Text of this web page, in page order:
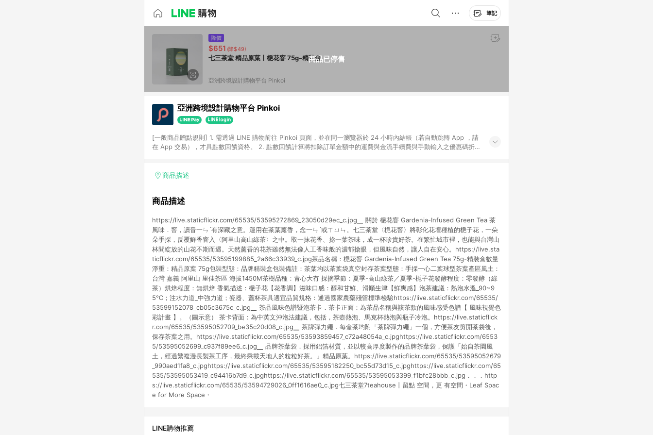
筆記
商品已停售
降價
$651 (降$49)
七三茶堂 精品原葉丨梔花窨 75g–精裝盒
亞洲跨境設計購物平台 Pinkoi
亞洲跨境設計購物平台 Pinkoi
[一般商品贈點規則] 1. 需透過 LINE 購物前往 Pinkoi 頁面，並在同一瀏覽器於 24 小時內結帳（若自動跳轉 App ，請
在 App 交易），才具點數回饋資格。 2. 點數回饋計算將扣除訂單金額中的運費與金流手續費與手動輸入之優惠碼折
格，部分退款不在此限。 6. APP 請更新至Android v4.6.0 / iOS v4.1.5 以上才具贈點資格。 7. 點數將於出貨後 45 天
使用規則請以點數紅包活動說明為準。 11. 若於 LINE 購物前往 Pinkoi 頁面後才首次下載 Pinkoi APP 並完成訂單，不
商品描述
商品描述
https://live.staticflickr.com/65535/53595272869_23050d29ec_c.jpg▁ 關於 梔花窨 Gardenia-Infused Green Tea 茶
風味．窨，讀音一ㄣˋ有深藏之意。運用在茶葉薰香，念一ㄣˋ或ㄒㄩㄣ。七三茶堂〈梔花窨〉將彰化花壇種植的梔子花，一朵
朵手採，反覆鮮香窨入〈阿里山高山綠茶〉之中。取一抹花香、捻一葉茶味，成一杯珍貴好茶。在繁忙城市裡，也能與台灣山
林間綻放的山花不期而遇。天然薰香的花茶雖然無法像人工香味般的濃郁搶眼，但風味自然，讓人自在安心。https://live.sta
ticflickr.com/65535/53595199885_2a66c33939_c.jpg茶品名稱：梔花窨 Gardenia-Infused Green Tea 75g-精裝盒數量
淨重：精品原葉 75g包裝型態：品牌精裝盒包裝備註：茶葉均以茶葉袋真空封存茶葉型態：手採一心二葉球型茶葉產區風土：
台灣 嘉義 阿里山 里佳茶區 海拔1450M茶樹品種：青心大冇 採摘季節：夏季-高山綠茶／夏季-梔子花發酵程度：零發酵（綠
茶）烘焙程度：無烘焙 香氣描述：梔子花【花香調】滋味口感：醇和甘鮮、滑順生津【鮮爽感】泡茶建議：熱泡水溫_90~9
5℃；注水力道_中強力道；瓷器、蓋杯茶具適宜品質規格：通過國家農藥殘留標準檢驗https://live.staticflickr.com/65535/
53599152078_cb05c3675c_c.jpg▁ 茶品風味色譜暨泡茶卡．茶卡正面：為茶品名稱與該茶款的風味感受色譜【 風味視覺色
彩計畫 】。（圖示意） 茶卡背面：為中英文沖泡法建議，包括，茶壺熱泡、馬克杯熱泡與瓶子冷泡。https://live.staticflick
r.com/65535/53595052709_be35c20d08_c.jpg▁ 茶牌彈力繩．每盒茶均附「茶牌彈力繩」一個，方便茶友剪開茶袋後，
保存茶葉之用。https://live.staticflickr.com/65535/53593859457_c72a48054a_c.jpghttps://live.staticflickr.com/6553
5/53595052699_c937f89ee6_c.jpg▁ 品牌茶葉袋．採用鋁箔材質，並以較高厚度製作的品牌茶葉袋，保護「始自茶園風
土，經過繁複漫長製茶工序，最終乘載天地人的粒粒好茶。」精品原葉。https://live.staticflickr.com/65535/53595052679
_990aed1fa8_c.jpghttps://live.staticflickr.com/65535/53595182250_bc55d73d15_c.jpghttps://live.staticflickr.com/65
535/53595053419_c94416b7d9_c.jpghttps://live.staticflickr.com/65535/53595053399_f1bfc28bbb_c.jpg．．．http
s://live.staticflickr.com/65535/53594729026_0ff1616ae0_c.jpg七三茶堂7teahouse丨留點 空間，更 有空間・Leaf Spac
e for More Space・
LINE購物推薦